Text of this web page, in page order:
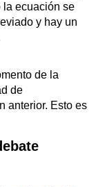
la ecuación se
y hay un
de la
de
anterior. Esto es